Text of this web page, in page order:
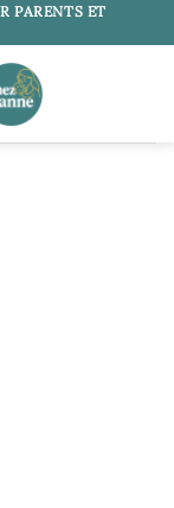
PARENTS ET